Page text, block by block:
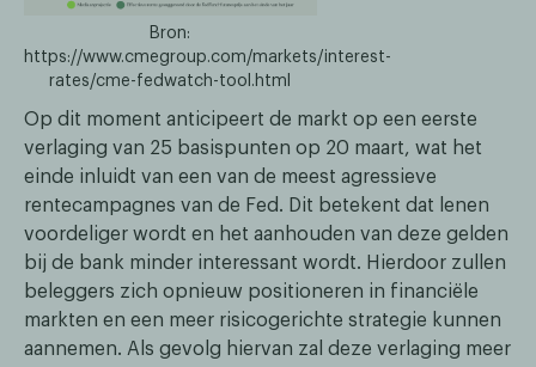
Bron:
https://www.cmegroup.com/markets/interest-
rates/cme-fedwatch-tool.html
Op dit moment anticipeert de markt op een eerste
verlaging van 25 basispunten op 20 maart, wat het
einde inluidt van een van de meest agressieve
rentecampagnes van de Fed. Dit betekent dat lenen
voordeliger wordt en het aanhouden van deze gelden
bij de bank minder interessant wordt. Hierdoor zullen
beleggers zich opnieuw positioneren in financiële
markten en een meer risicogerichte strategie kunnen
aannemen. Als gevolg hiervan zal deze verlaging meer